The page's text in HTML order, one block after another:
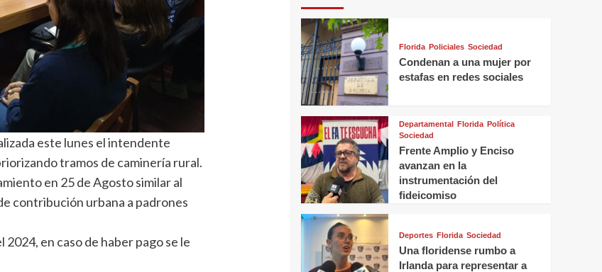
este lunes el intendente
tramos de caminería rural.
en 25 de Agosto similar al
contribución urbana a padrones
en caso de haber pago se le
Florida Policiales Sociedad
Condenan a una mujer por
estafas en redes sociales
Departamental Florida Política
Sociedad
Frente Amplio y Enciso
avanzan en la
instrumentación del
fideicomiso
Deportes Florida Sociedad
Una floridense rumbo a
Irlanda para representar a